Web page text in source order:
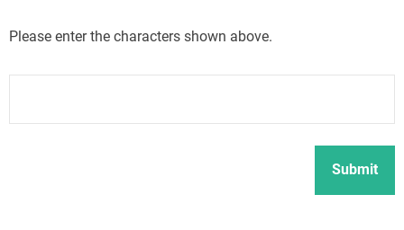
Please enter the characters shown above.